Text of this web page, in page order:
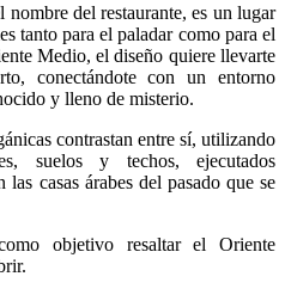
del restaurante, es un lugar
tanto para el paladar como para el
Medio, el diseño quiere llevarte
conectándote con un entorno
y lleno de misterio.
contrastan entre sí, utilizando
suelos y techos, ejecutados
casas árabes del pasado que se
objetivo resaltar el Oriente